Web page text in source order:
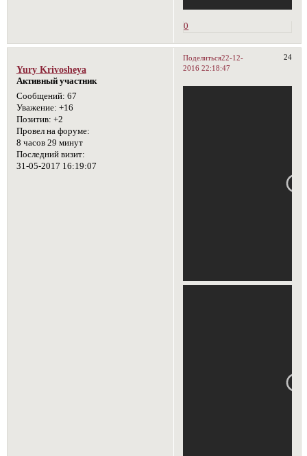
0
Поделиться 24
22-12-
2016 22:18:47
Yury Krivosheya
Активный участник
Сообщений: 67
Уважение: +16
Позитив: +2
Провел на форуме:
8 часов 29 минут
Последний визит:
31-05-2017 16:19:07